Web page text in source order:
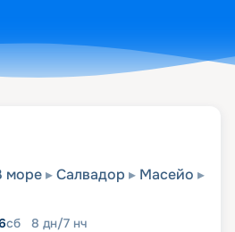
море Салвадор
Масейо
сб 8 дн/7 нч